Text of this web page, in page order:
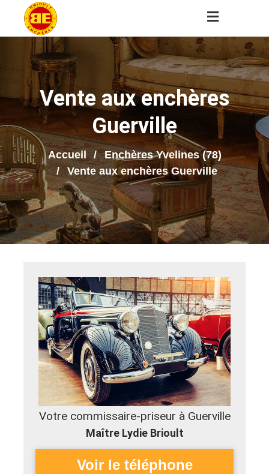
Vente aux enchères
Guerville
Accueil
Enchères Yvelines (78)
Vente aux enchères Guerville
Votre commissaire-priseur à Guerville
Maître Lydie Brioult